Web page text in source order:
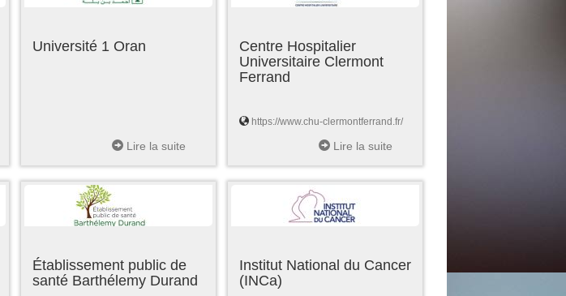
Université 1 Oran
Lire la suite
Centre Hospitalier
Universitaire Clermont
Ferrand
https://www.chu-clermontferrand.fr/
Lire la suite
Établissement public de
santé Barthélemy Durand
Institut National du Cancer
(INCa)